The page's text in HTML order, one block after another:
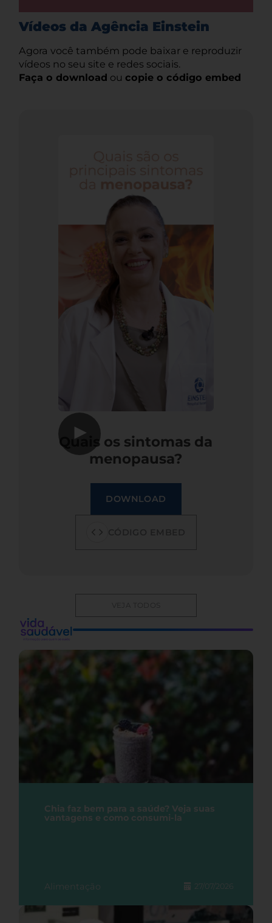
Vídeos da Agência Einstein
Agora você também pode baixar e reproduzir
vídeos no seu site e redes sociais.
Faça o download ou copie o código embed
▶
Quais os sintomas da
menopausa?
DOWNLOAD
VEJA TODOS
Chia faz bem para a saúde? Veja suas
vantagens e como consumi-la
Alimentação 27/07/2026